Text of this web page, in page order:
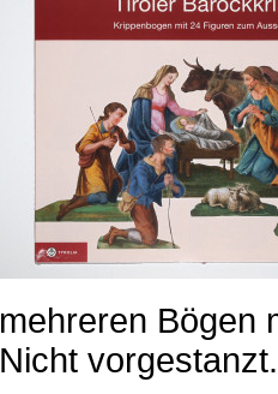
mehreren Bögen
Nicht vorgestanzt.